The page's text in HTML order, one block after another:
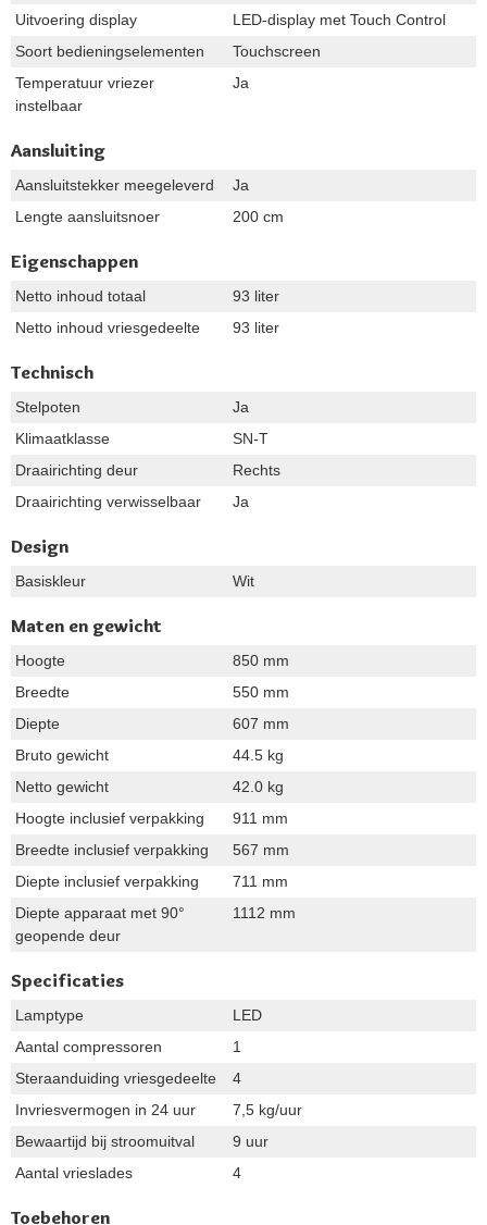
Uitvoering display
LED-display met Touch Control
Soort bedieningselementen
Touchscreen
Temperatuur vriezer
instelbaar
Ja
Aansluiting
Aansluitstekker meegeleverd
Ja
Lengte aansluitsnoer
200 cm
Eigenschappen
Netto inhoud totaal
93 liter
Netto inhoud vriesgedeelte
93 liter
Technisch
Stelpoten
Ja
Klimaatklasse
SN-T
Draairichting deur
Rechts
Draairichting verwisselbaar
Ja
Design
Basiskleur Wit
Maten en gewicht
Hoogte
850 mm
Breedte
550 mm
Diepte
607 mm
Bruto gewicht
44.5 kg
Netto gewicht
42.0 kg
Hoogte inclusief verpakking
911 mm
Breedte inclusief verpakking
567 mm
Diepte inclusief verpakking
711 mm
Diepte apparaat met 90°
geopende deur
1112 mm
Specificaties
Lamptype
LED
Aantal compressoren
1
Steraanduiding vriesgedeelte
4
Invriesvermogen in 24 uur
7,5 kg/uur
Bewaartijd bij stroomuitval
9 uur
Aantal vrieslades
4
Toebehoren